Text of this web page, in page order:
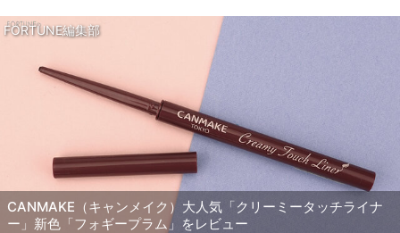
FORTUNE編集部
CANMAKE（キャンメイク）大人気「クリーミータッチライナ
ー」新色「フォギープラム」をレビュー